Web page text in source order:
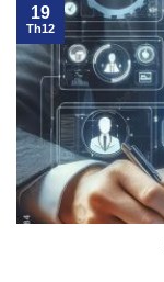
19
Th12